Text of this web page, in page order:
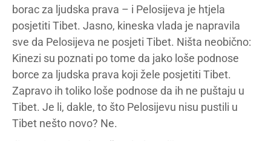
borac za ljudska prava – i Pelosijeva je htjela
posjetiti Tibet. Jasno, kineska vlada je napravila
sve da Pelosijeva ne posjeti Tibet. Ništa neobično:
Kinezi su poznati po tome da jako loše podnose
borce za ljudska prava koji žele posjetiti Tibet.
Zapravo ih toliko loše podnose da ih ne puštaju u
Tibet. Je li, dakle, to što Pelosijevu nisu pustili u
Tibet nešto novo? Ne.